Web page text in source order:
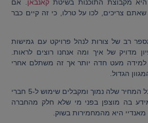
היא מקבוצת התוכנות בשיטתקאנבאן . אם
צריכים, לכו על טרלו, כי זה קיים כבר
רב של צורות לנהל פרויקט עם גמישות
מדויק של איך ומה אנחנו רוצים לראות.
מעט חדה יותר אך זה משתלם אחרי
הגדול.
אין לה גרסה חינמית אבל המחיר שלה נמוך ומקבלים שימוש ל-5 חברי
בה מוצפן בפני מי שלא חלק מהחברה
מאנדיי היא מהמחמירות בשוק.